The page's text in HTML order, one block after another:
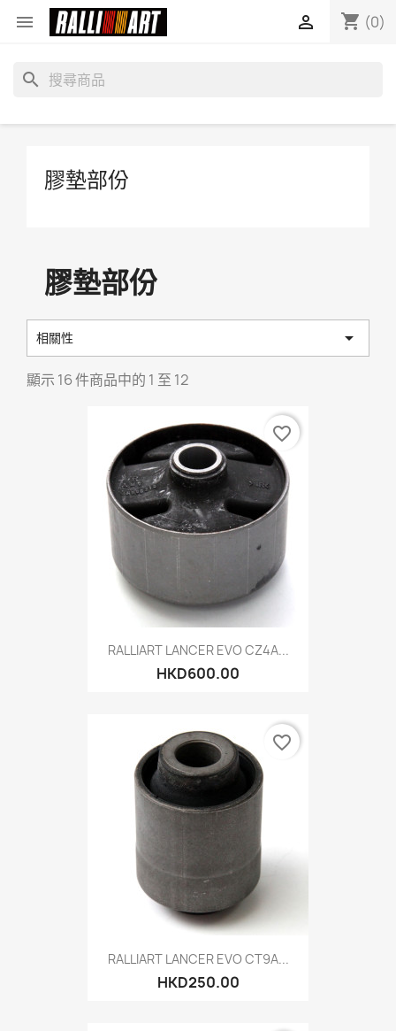
 shopping_cart (0)

search
膠墊部份
膠墊部份
相關性 
顯示 16 件商品中的 1 至 12
RALLIART LANCER EVO CZ4A...
HKD600.00
favorite_border
RALLIART LANCER EVO CT9A...
HKD250.00
favorite_border